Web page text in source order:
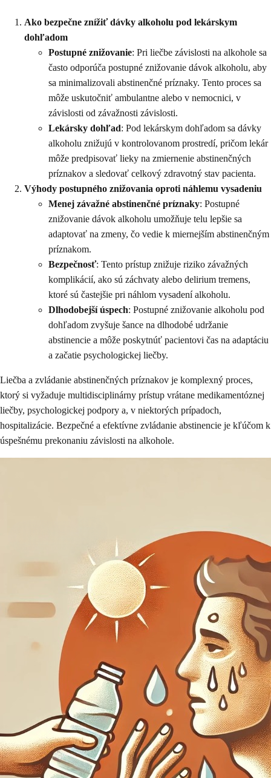
Ako bezpečne znížiť dávky alkoholu pod lekárskym
dohľadom
Postupné znižovanie: Pri liečbe závislosti na alkohole sa
často odporúča postupné znižovanie dávok alkoholu, aby
sa minimalizovali abstinenčné príznaky. Tento proces sa
môže uskutočniť ambulantne alebo v nemocnici, v
závislosti od závažnosti závislosti.
Lekársky dohľad: Pod lekárskym dohľadom sa dávky
alkoholu znižujú v kontrolovanom prostredí, pričom lekár
môže predpisovať lieky na zmiernenie abstinenčných
príznakov a sledovať celkový zdravotný stav pacienta.
Výhody postupného znižovania oproti náhlemu vysadeniu
Menej závažné abstinenčné príznaky: Postupné
znižovanie dávok alkoholu umožňuje telu lepšie sa
adaptovať na zmeny, čo vedie k miernejším abstinenčným
príznakom.
Bezpečnosť: Tento prístup znižuje riziko závažných
komplikácií, ako sú záchvaty alebo delirium tremens,
ktoré sú častejšie pri náhlom vysadení alkoholu.
Dlhodobejší úspech: Postupné znižovanie alkoholu pod
dohľadom zvyšuje šance na dlhodobé udržanie
abstinencie a môže poskytnúť pacientovi čas na adaptáciu
a začatie psychologickej liečby.
Liečba a zvládanie abstinenčných príznakov je komplexný proces,
ktorý si vyžaduje multidisciplinárny prístup vrátane medikamentóznej
liečby, psychologickej podpory a, v niektorých prípadoch,
hospitalizácie. Bezpečné a efektívne zvládanie abstinencie je kľúčom k
úspešnému prekonaniu závislosti na alkohole.